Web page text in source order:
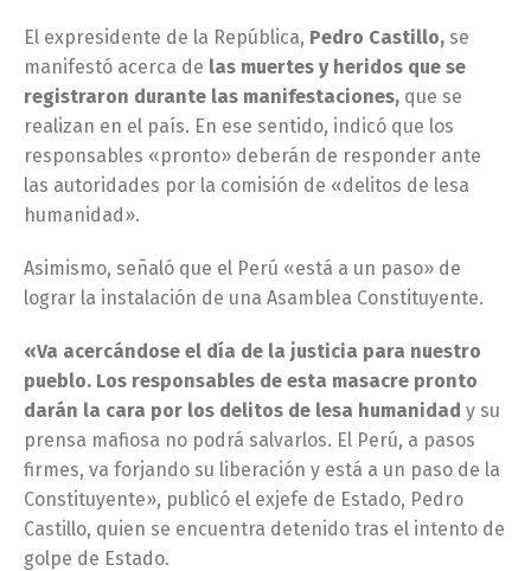
El expresidente de la República, Pedro Castillo, se
manifestó acerca de las muertes y heridos que se
registraron durante las manifestaciones, que se
realizan en el país. En ese sentido, indicó que los
responsables «pronto» deberán de responder ante
las autoridades por la comisión de «delitos de lesa
humanidad».
Asimismo, señaló que el Perú «está a un paso» de
lograr la instalación de una Asamblea Constituyente.
«Va acercándose el día de la justicia para nuestro
pueblo. Los responsables de esta masacre pronto
darán la cara por los delitos de lesa humanidad y su
prensa mafiosa no podrá salvarlos. El Perú, a pasos
firmes, va forjando su liberación y está a un paso de la
Constituyente», publicó el exjefe de Estado, Pedro
Castillo, quien se encuentra detenido tras el intento de
golpe de Estado.